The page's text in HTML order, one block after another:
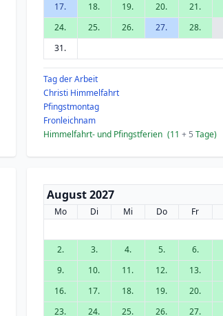
17.
18. 19. 20. 21.
24.
25. 26. 27. 28.
31.
Tag der Arbeit
Christi Himmelfahrt
Pfingstmontag
Fronleichnam
Himmelfahrt- und Pfingstferien (11 + 5 Tage)
August 2027
Mo Di Mi Do Fr
2.
3. 4. 5. 6.
9.
10. 11. 12. 13.
16.
17. 18. 19. 20.
23.
24. 25. 26. 27.